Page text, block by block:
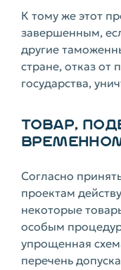
К тому же этот
завершенным,
другие
стране, отказ от
государства,
ТОВАР,
Согласно
проектам
некоторые
особым
упрощенная
перечень